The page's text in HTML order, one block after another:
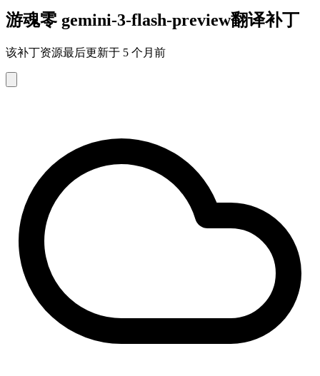
游魂零 gemini-3-flash-preview翻译补丁
该补丁资源最后更新于 5 个月前